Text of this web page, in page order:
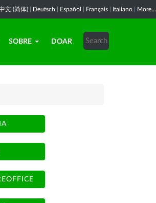
文 (简体) Deutsch Español Français Italiano More...
SOBRE DOAR